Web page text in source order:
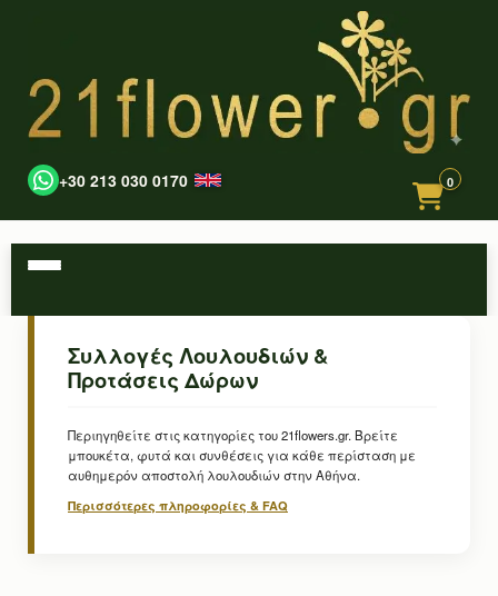
+30 213 030 0170 0
Συλλογές Λουλουδιών &
Προτάσεις Δώρων
Περιηγηθείτε στις κατηγορίες του 21flowers.gr. Βρείτε
μπουκέτα, φυτά και συνθέσεις για κάθε περίσταση με
αυθημερόν αποστολή λουλουδιών στην Αθήνα.
Περισσότερες πληροφορίες & FAQ